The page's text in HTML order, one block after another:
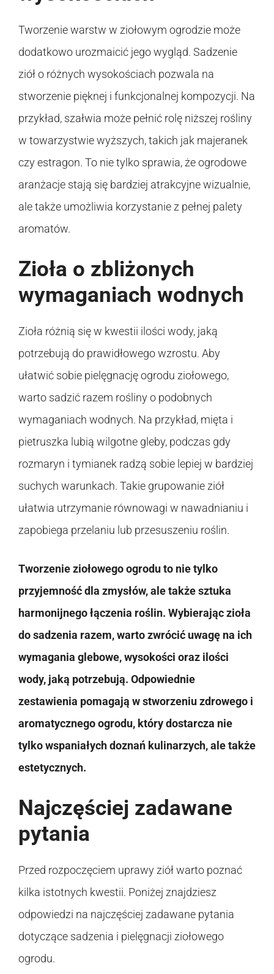
Tworzenie warstw w ziołowym ogrodzie może
dodatkowo urozmaicić jego wygląd. Sadzenie
ziół o różnych wysokościach pozwala na
stworzenie pięknej i funkcjonalnej kompozycji. Na
przykład, szałwia może pełnić rolę niższej rośliny
w towarzystwie wyższych, takich jak majeranek
czy estragon. To nie tylko sprawia, że ogrodowe
aranżacje stają się bardziej atrakcyjne wizualnie,
ale także umożliwia korzystanie z pełnej palety
aromatów.
Zioła o zbliżonych
wymaganiach wodnych
Zioła różnią się w kwestii ilości wody, jaką
potrzebują do prawidłowego wzrostu. Aby
ułatwić sobie pielęgnację ogrodu ziołowego,
warto sadzić razem rośliny o podobnych
wymaganiach wodnych. Na przykład, mięta i
pietruszka lubią wilgotne gleby, podczas gdy
rozmaryn i tymianek radzą sobie lepiej w bardziej
suchych warunkach. Takie grupowanie ziół
ułatwia utrzymanie równowagi w nawadnianiu i
zapobiega przelaniu lub przesuszeniu roślin.
Tworzenie ziołowego ogrodu to nie tylko
przyjemność dla zmysłów, ale także sztuka
harmonijnego łączenia roślin. Wybierając zioła
do sadzenia razem, warto zwrócić uwagę na ich
wymagania glebowe, wysokości oraz ilości
wody, jaką potrzebują. Odpowiednie
zestawienia pomagają w stworzeniu zdrowego i
aromatycznego ogrodu, który dostarcza nie
tylko wspaniałych doznań kulinarzych, ale także
estetycznych.
Najczęściej zadawane
pytania
Przed rozpoczęciem uprawy ziół warto poznać
kilka istotnych kwestii. Poniżej znajdziesz
odpowiedzi na najczęściej zadawane pytania
dotyczące sadzenia i pielęgnacji ziołowego
ogrodu.